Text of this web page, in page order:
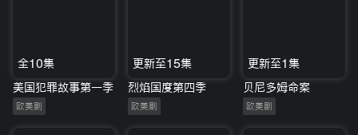
全10集
美国犯罪故事第一季
欧美剧
更新至15集
烈焰国度第四季
欧美剧
更新至1集
贝尼多姆命案
欧美剧